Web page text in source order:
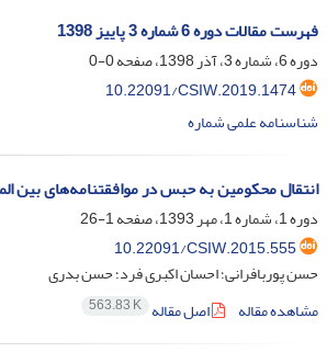
فهرست مقالات دوره 6 شماره 3 پاییز 1398
دوره 6، شماره 3، آذر 1398، صفحه
0-0
10.22091/CSIW.2019.1474
شناسنامه علمی شماره
انتقال محکومین به حبس در موافقتنامه‌‌های بین
دوره 1، شماره 1، مهر 1393، صفحه
1-26
10.22091/CSIW.2015.555
حسن پوربافرانی؛ احسان اکبری فرد؛ حسن بدری
مشاهده مقاله
اصل مقاله 563.83 K